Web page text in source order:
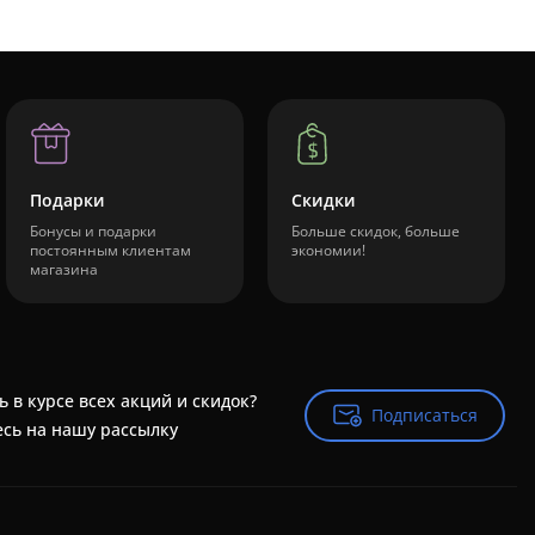
Подарки
Бонусы и подарки
постоянным клиентам
магазина
Скидки
Больше скидок, больше
экономии!
в курсе всех акций и скидок?
на нашу рассылку
Подписаться
Подписаться